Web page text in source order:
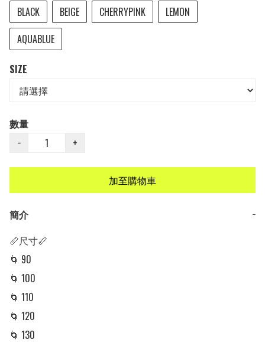
BLACK
BEIGE CHERRYPINK
LEMON
AQUABLUE
SIZE
數量
−
+
加至購物車
簡介
−
📏尺寸📏
🌀 90
🌀 100
🌀 110
🌀 120
🌀 130